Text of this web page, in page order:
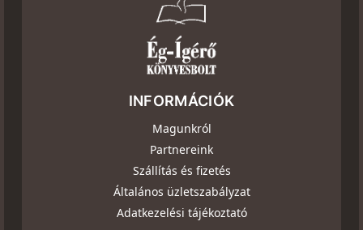
INFORMÁCIÓK
Magunkról
Partnereink
Szállítás és fizetés
Általános üzletszabályzat
Adatkezelési tájékoztató